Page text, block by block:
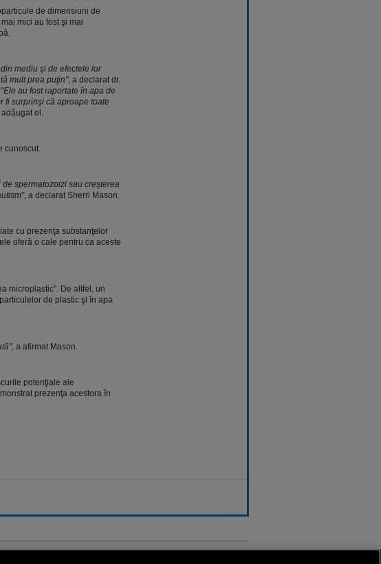
de dimensiuni de
mici au fost şi mai
mediu şi de efectele lor
mult prea puţin", a declarat dr.
Ele au fost raportate în apa de
fi surprinşi că aproape toate
adăugat el.
cunoscut.
spermatozoizi sau creşterea
, a declarat Sherri Mason.
cu prezenţa substanţelor
oferă o cale pentru ca aceste
microplastic". De altfel, un
de plastic şi în apa
a afirmat Mason.
potenţiale ale
prezenţa acestora în